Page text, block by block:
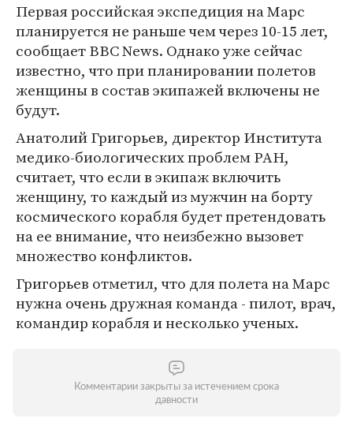
Первая российская экспедиция на Марс
планируется не раньше чем через 10-15 лет,
сообщает BBC News. Однако уже сейчас
известно, что при планировании полетов
женщины в состав экипажей включены не
будут.
Анатолий Григорьев, директор Института
медико-биологических проблем РАН,
считает, что если в экипаж включить
женщину, то каждый из мужчин на борту
космического корабля будет претендовать
на ее внимание, что неизбежно вызовет
множество конфликтов.
Григорьев отметил, что для полета на Марс
нужна очень дружная команда - пилот, врач,
командир корабля и несколько ученых.
Комментарии закрыты за истечением срока
давности